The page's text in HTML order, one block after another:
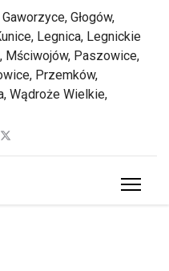
Głogów,
Legnica, Legnickie
Mściwojów, Paszowice,
Przemków,
Wądroże Wielkie,